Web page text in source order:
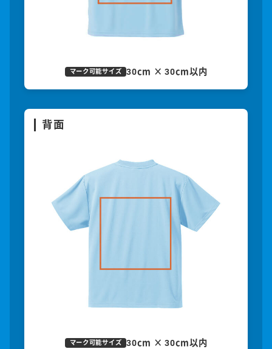
マーク可能サイズ 30cm × 30cm以内
背面
マーク可能サイズ 30cm × 30cm以内